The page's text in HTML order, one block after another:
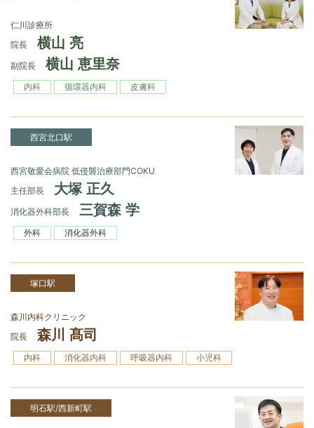
仁川診療所
院長
横山 亮
副院長 横山 恵里奈
内科 循環器内科 皮膚科
西宮北口駅
西宮敬愛会病院 低侵襲治療部門COKU
主任部長
大塚 正久
消化器外科部長 三賀森 学
外科 消化器外科
塚口駅
森川内科クリニック
院長
森川 髙司
内科 消化器内科 呼吸器内科 小児科
明石駅/西新町駅